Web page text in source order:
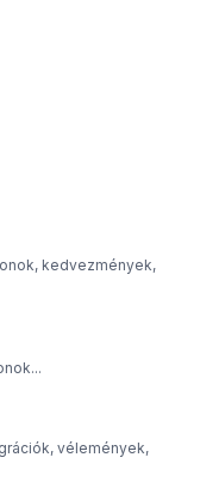
kedvezmények,
vélemények,